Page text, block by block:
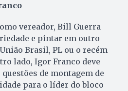
vereador, Bill Guerra
e pintar em outro
Brasil, PL ou o recém
lado, Igor Franco deve
de montagem de
para o líder do bloco